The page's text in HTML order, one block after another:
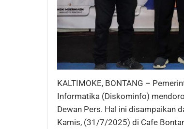
KALTIMOKE, BONTANG –
Informatika (Diskominfo)
Dewan Pers. Hal ini disampaikan
Kamis, (31/7/2025) di Cafe